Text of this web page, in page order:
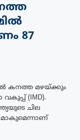
87
കനത്ത മഴയ്ക്കും
വകുപ്പ് (IMD).
ചില